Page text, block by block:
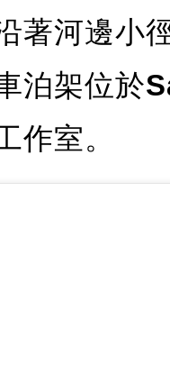
著河邊小
泊架位於
作室。